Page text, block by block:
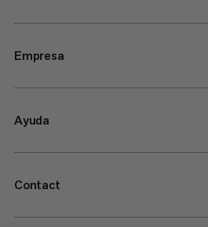
Empresa
Ayuda
Contact